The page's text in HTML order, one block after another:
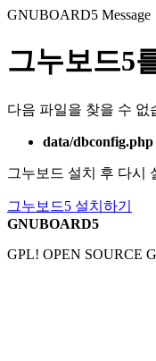
GNUBOARD5 Message
그누보드5
다음 파일을 찾을 수 없
data/dbconfig.php
그누보드 설치 후 다시
그누보드5 설치하기
GNUBOARD5
GPL! OPEN SOURCE